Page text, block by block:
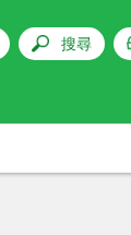
搜尋